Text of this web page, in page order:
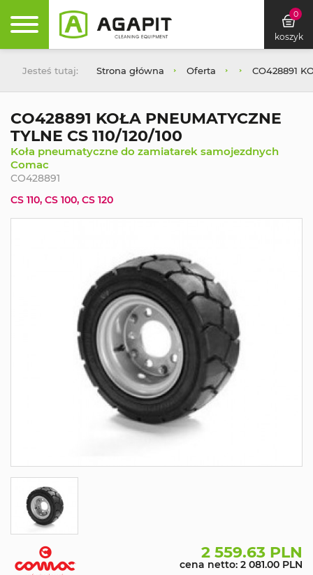
0
koszyk
Jesteś tutaj: Strona główna Oferta CO428891
CO428891 KOŁA PNEUMATYCZNE
TYLNE CS 110/120/100
Koła pneumatyczne do zamiatarek samojezdnych
Comac
CO428891
CS 110, CS 100, CS 120
2 559.63 PLN
cena netto: 2 081.00 PLN